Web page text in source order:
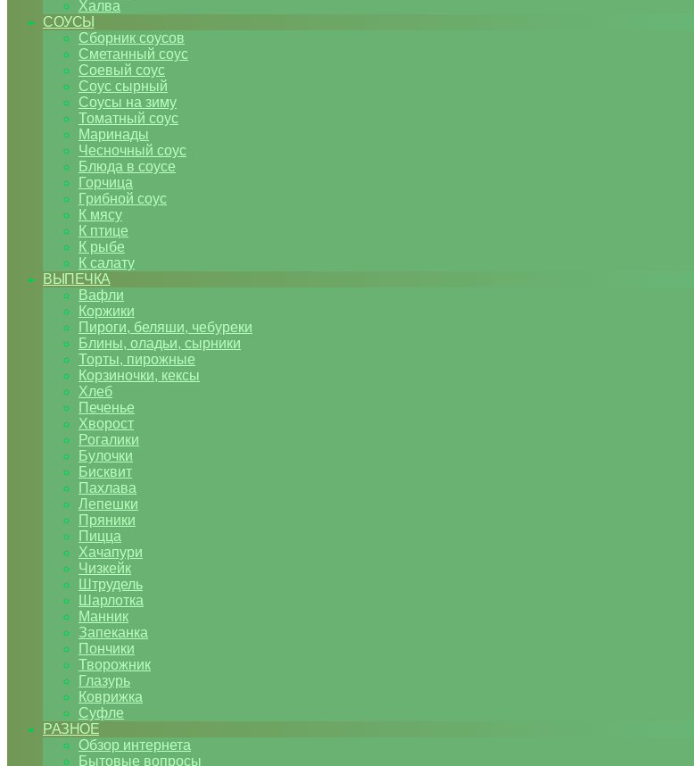
Халва
СОУСЫ
Сборник соусов
Сметанный соус
Соевый соус
Соус сырный
Соусы на зиму
Томатный соус
Маринады
Чесночный соус
Блюда в соусе
Горчица
Грибной соус
К мясу
К птице
К рыбе
К салату
ВЫПЕЧКА
Вафли
Коржики
Пироги, беляши, чебуреки
Блины, оладьи, сырники
Торты, пирожные
Корзиночки, кексы
Хлеб
Печенье
Хворост
Рогалики
Булочки
Бисквит
Пахлава
Лепешки
Пряники
Пицца
Хачапури
Чизкейк
Штрудель
Шарлотка
Манник
Запеканка
Пончики
Творожник
Глазурь
Коврижка
Суфле
РАЗНОЕ
Обзор интернета
Бытовые вопросы